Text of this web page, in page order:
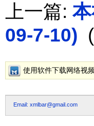
上一篇:
09-7-10)
使用软件下载网络视
Email: xmlbar@gmail.com